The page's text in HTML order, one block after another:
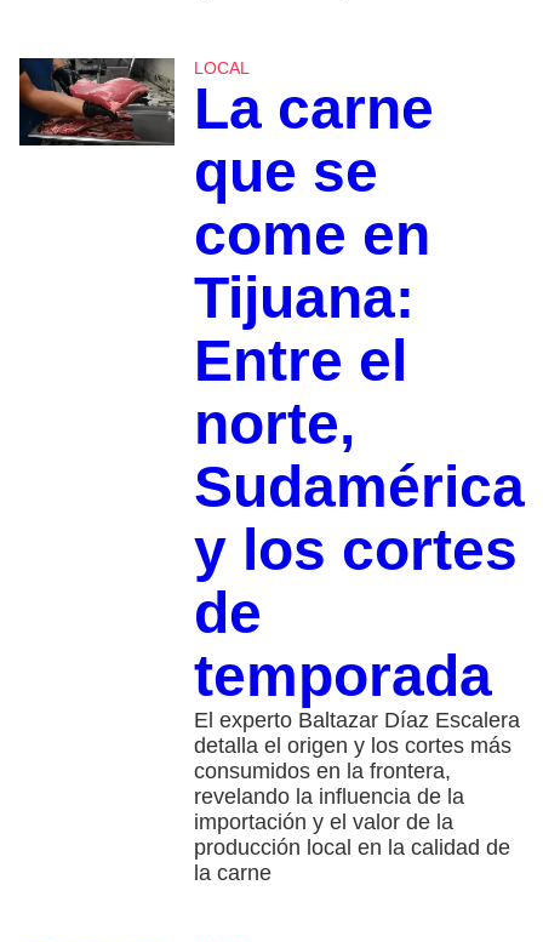
LOCAL
La carne
que se
come en
Tijuana:
Entre el
norte,
Sudamérica
y los cortes
de
temporada
El experto Baltazar Díaz Escalera
detalla el origen y los cortes más
consumidos en la frontera,
revelando la influencia de la
importación y el valor de la
producción local en la calidad de
la carne